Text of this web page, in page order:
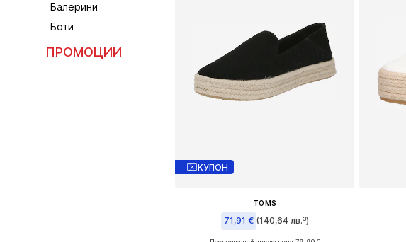
Балерини
Боти
ПРОМОЦИИ
КУПОН
TOMS
71,91 € (140,64 лв.³)